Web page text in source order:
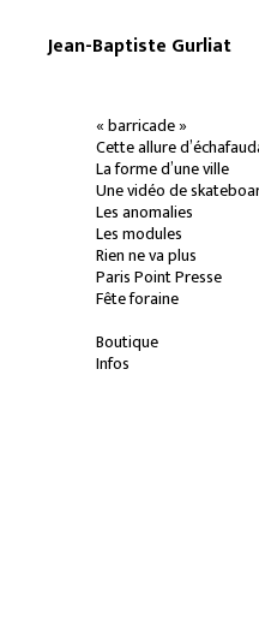
Jean-Baptiste Gurliat
« barricade »
Cette allure
La forme d’une ville
Une vidéo de
Les anomalies
Les modules
Rien ne va plus
Paris Point Presse
Fête foraine
Boutique
Infos